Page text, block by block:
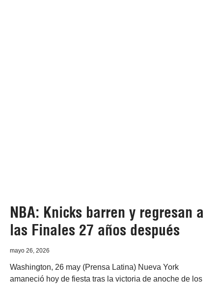
NBA: Knicks barren y regresan a
las Finales 27 años después
mayo 26, 2026
Washington, 26 may (Prensa Latina) Nueva York
amaneció hoy de fiesta tras la victoria de anoche de los